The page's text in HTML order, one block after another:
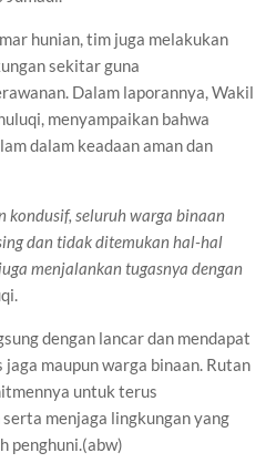
hunian, tim juga melakukan
sekitar guna
Dalam laporannya, Wakil
menyampaikan bahwa
dalam keadaan aman dan
kondusif, seluruh warga binaan
dan tidak ditemukan hal-hal
menjalankan tugasnya dengan
dengan lancar dan mendapat
maupun warga binaan. Rutan
untuk terus
menjaga lingkungan yang
penghuni.(abw)